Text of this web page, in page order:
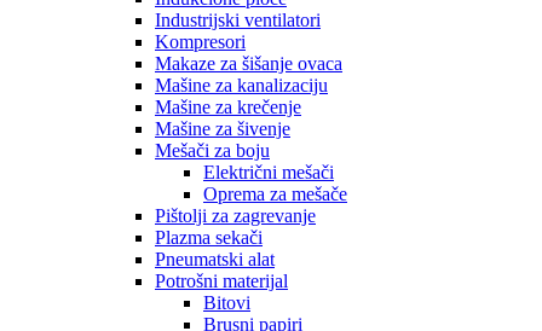
Industrijski ventilatori
Kompresori
Makaze za šišanje ovaca
Mašine za kanalizaciju
Mašine za krečenje
Mašine za šivenje
Mešači za boju
Električni mešači
Oprema za mešače
Pištolji za zagrevanje
Plazma sekači
Pneumatski alat
Potrošni materijal
Bitovi
Brusni papiri